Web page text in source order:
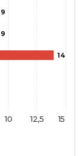
9
9
14
10 12,5 15